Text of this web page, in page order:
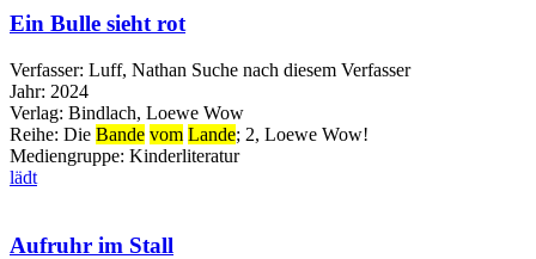
Ein Bulle sieht rot
Verfasser: Luff, Nathan Suche nach diesem Verfasser
Jahr: 2024
Verlag: Bindlach, Loewe Wow
Reihe: Die Bande vom Lande; 2, Loewe Wow!
Mediengruppe: Kinderliteratur
lädt
Aufruhr im Stall